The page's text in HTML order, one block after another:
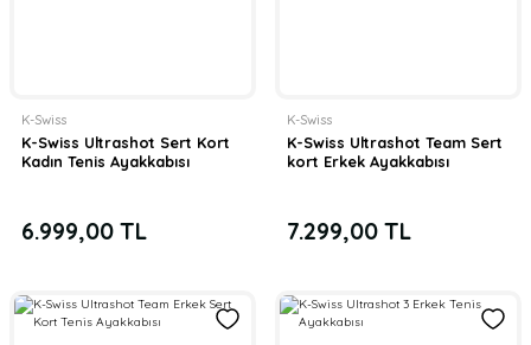
K-Swiss
K-Swiss Ultrashot Sert Kort
Kadın Tenis Ayakkabısı
6.999,00 TL
K-Swiss
K-Swiss Ultrashot Team Sert
kort Erkek Ayakkabısı
7.299,00 TL